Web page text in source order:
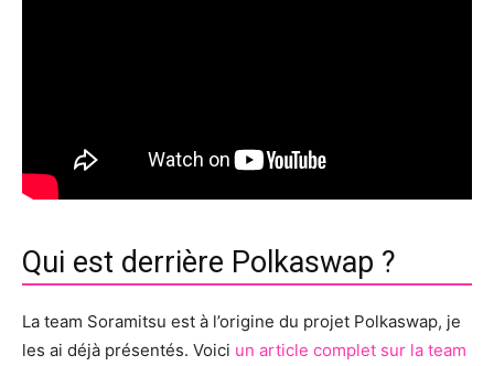
Qui est derrière Polkaswap ?
La team Soramitsu est à l’origine du projet Polkaswap, je
les ai déjà présentés. Voici un article complet sur la team